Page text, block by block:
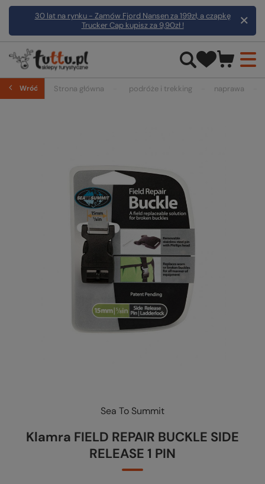
30 lat na rynku - Zamów Fjord Nansen za 199zł, a czapkę
Trucker Cap kupisz za 9,90zł !
Wróć Strona główna podróże i trekking naprawa
KUP-SPRAWDŹ-WYMIEŃ-czytaj więcej
Sea To Summit
Klamra FIELD REPAIR BUCKLE SIDE
RELEASE 1 PIN